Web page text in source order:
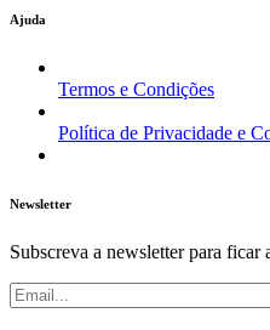
Ajuda
Termos e Condições
Política de Privacidade e
Newsletter
Subscreva a newsletter para ficar